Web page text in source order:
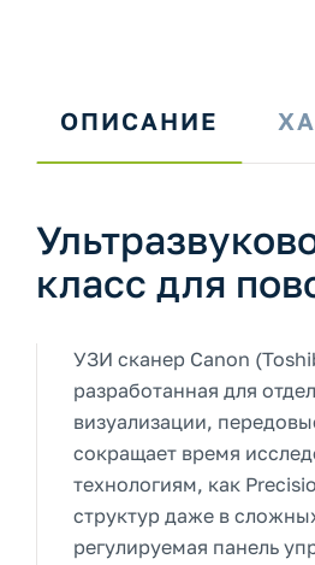
ОПИСАНИЕ
класс для
УЗИ сканер Canon
разработанная для
визуализации,
сокращает время
технологиям, как
структур даже в
регулируемая панель